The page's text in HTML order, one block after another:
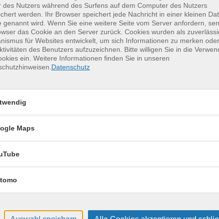
für unvergessliche
17 Keramik kennenlernen
Montag, 17.08.2026,
2 Termine
des Nutzers während des Surfens auf dem Computer des Nutzers
werden. Ihr Browser speichert jede Nachricht in einer kleinen
genannt wird. Wenn Sie eine weitere Seite vom Server anfordern,
das Cookie an den Server zurück. Cookies wurden als
für Websites entwickelt, um sich Informationen zu merken
des Benutzers aufzuzeichnen. Bitte willigen Sie in die
ein. Weitere Informationen finden Sie in unseren
Datenschutz
Maps